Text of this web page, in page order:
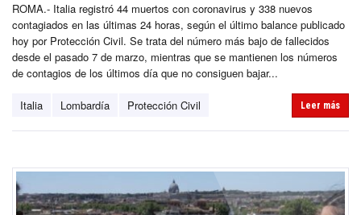
ROMA.- Italia registró 44 muertos con coronavirus y 338 nuevos
contagiados en las últimas 24 horas, según el último balance publicado
hoy por Protección Civil. Se trata del número más bajo de fallecidos
desde el pasado 7 de marzo, mientras que se mantienen los números
de contagios de los últimos día que no consiguen bajar...
Italia Lombardía Protección Civil Leer más